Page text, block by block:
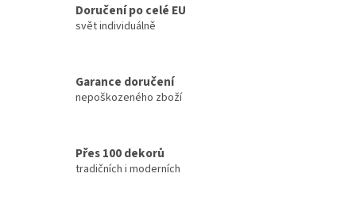
Doručení po celé EU
svět individuálně
Garance doručení
nepoškozeného zboží
Přes 100 dekorů
tradičních i moderních